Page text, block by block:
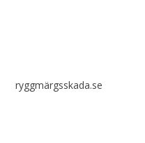
ryggmärgsskada.se